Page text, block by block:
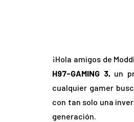
¡Hola amigos de
H97-GAMING 3, un
cualquier gamer
con tan solo una
generación.